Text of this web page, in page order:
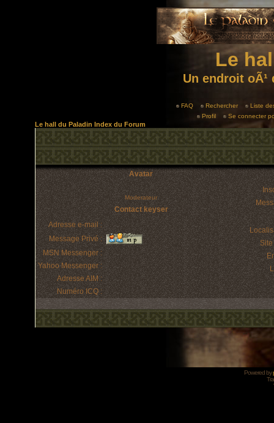
Le
Un endroit
FAQ Rechercher
Liste
Profil
Se connecter
Le hall du Paladin Index du Forum
Avatar
Moderateur
Contact keyser
Adresse e-mail :
Message Privé :
MSN Messenger :
Yahoo Messenger :
Adresse AIM :
Numéro ICQ :
Powered by